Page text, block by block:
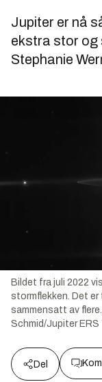
Jupiter er nå
ekstra stor og
Stephanie
Bildet fra juli 2022
stormflekken. Det
sammensatt av
Schmid/Jupiter
Del